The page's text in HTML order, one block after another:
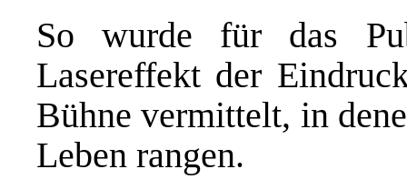
So wurde für das
Lasereffekt der
Bühne vermittelt, in
Leben rangen.